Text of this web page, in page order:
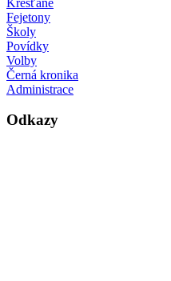
Fejetony
Školy
Povídky
Volby
Černá kronika
Administrace
Odkazy